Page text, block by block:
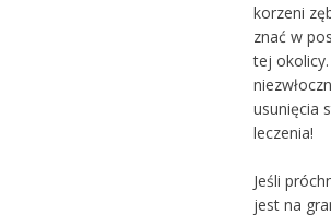
korzeni
znać w
tej
usunięcia
leczenia!
Jeśli
jest na